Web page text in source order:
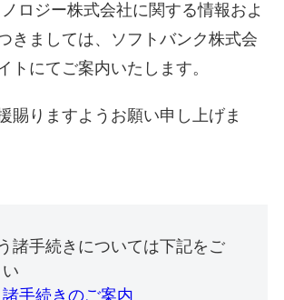
ロジー株式会社に関する情報およ
きましては、ソフトバンク株式会
トにてご案内いたします。
賜りますようお願い申し上げま
諸手続きについては下記をご
手続きのご案内